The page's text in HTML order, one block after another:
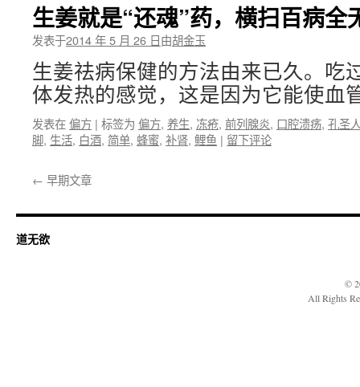
生姜就是“还魂”药，横扫百病
发表于2014 年 5 月 26 日由胡金玉
生姜祛病保健的方法由来已久。吃
体发热的感觉，这是因为它能使
发表在偏方 | 标签为 偏方, 养生, 冻疮, 前列腺炎, 口腔溃疡, 孔圣
脚, 生活, 白酒, 简单, 蜂蜜, 补肾, 鲤鱼 | 留下评论
← 早期文章
道无欲
©
All Rights